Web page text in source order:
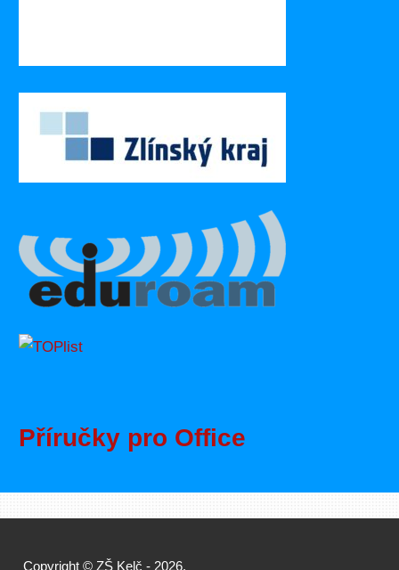
Příručky pro Office
Copyright © ZŠ Kelč - 2026.